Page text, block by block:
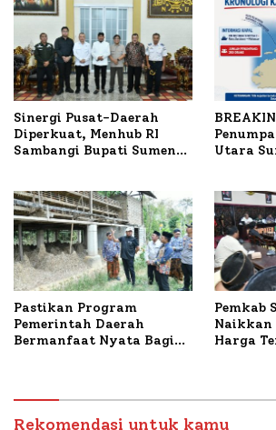
Sinergi Pusat-Daerah
Diperkuat, Menhub RI
Sambangi Bupati Sumenep
Utara
Pastikan Program
Pemerintah Daerah
Bermanfaat Nyata Bagi
Petelur di Desa Bataal
Timur
Pemkab
Naikkan
Harga
Rekomendasi untuk kamu